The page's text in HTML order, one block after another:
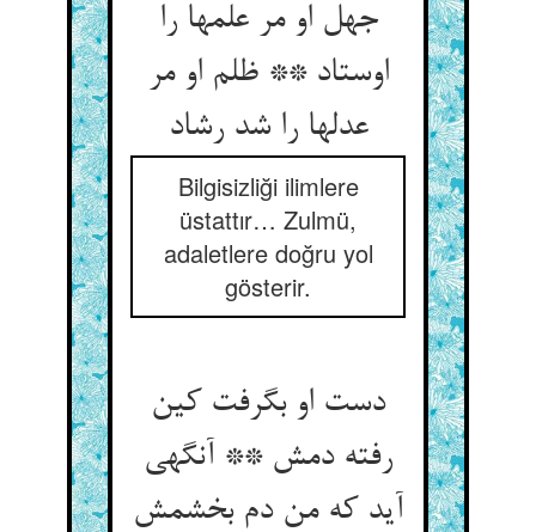
جهل او مر علمها را
اوستاد ** ظلم او مر
عدلها را شد رشاد
Bilgisizliği ilimlere
üstattır… Zulmü,
adaletlere doğru yol
gösterir.
دست او بگرفت کین
رفته دمش ** آنگهی
آید که من دم بخشمش